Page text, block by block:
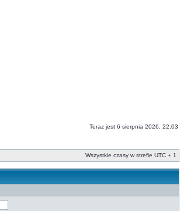
Teraz jest 6 sierpnia 2026, 22:03
Wszystkie czasy w strefie UTC + 1